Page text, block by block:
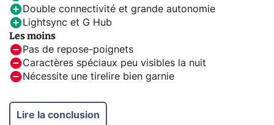
Double connectivité et grande autonomie
Lightsync et G Hub
Les moins
Pas de repose-poignets
Caractères spéciaux peu visibles la nuit
Nécessite une tirelire bien garnie
Lire la conclusion